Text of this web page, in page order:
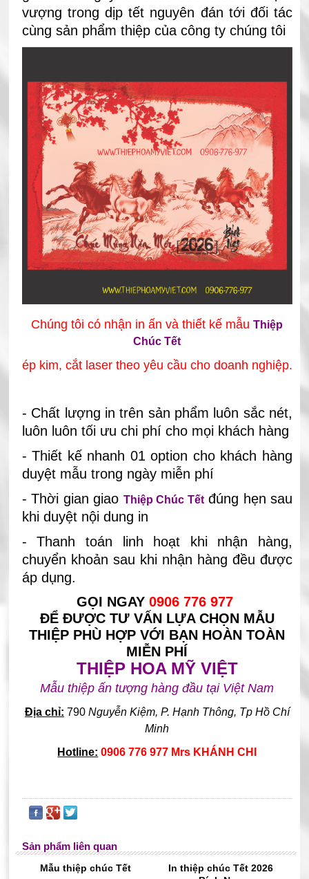
vượng trong dịp tết nguyên đán tới đối tác
cùng sản phẩm thiệp của công ty chúng tôi
Chúng tôi có nhận in ấn và thiết kế mẫuThiệp
Chúc Tết
ép kim, cắt laser theo yêu cầu cho doanh nghiệp.
- Chất lượng in trên sản phẩm luôn sắc nét,
luôn luôn tối ưu chi phí cho mọi khách hàng
- Thiết kế nhanh 01 option cho khách hàng
duyệt mẫu trong ngày miễn phí
- Thời gian giao Thiệp Chúc Tếtđúng hẹn sau
khi duyệt nội dung in
- Thanh toán linh hoạt khi nhận hàng,
chuyển khoản sau khi nhận hàng đều được
áp dụng.
GỌI NGAY0906 776 977
ĐỂ ĐƯỢC TƯ VẤN LỰA CHỌN MẪU
THIỆP PHÙ HỢP VỚI BẠN HOÀN TOÀN
MIỄN PHÍ
THIỆP HOA MỸ VIỆT
Mẫu thiệp ấn tượng hàng đầu tại Việt Nam
Địa chỉ: 790Nguyễn Kiệm, P. Hạnh Thông, Tp Hồ Chí
Minh
Hotline: 0906 776 977 Mrs KHÁNH CHI
Sản phẩm liên quan
Mẫu thiệp chúc Tết
In thiệp chúc Tết 2026